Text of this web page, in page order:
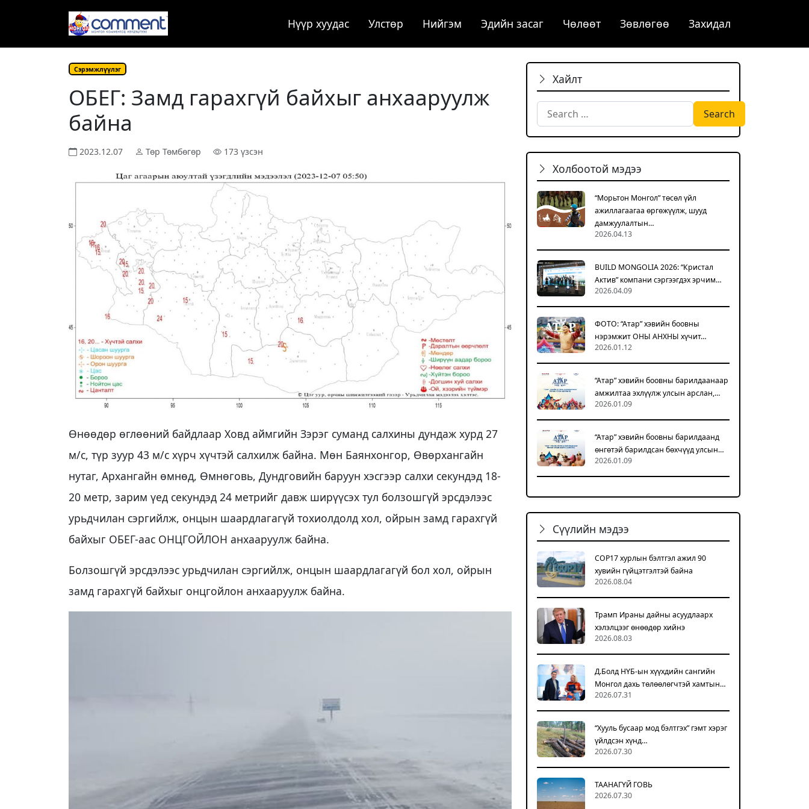
Нүүр хуудас Улстөр Нийгэм Эдийн засаг Чѳлѳѳт Зөвлөгөө Захидал
Сэрэмжлүүлэг
ОБЕГ: Замд гарахгүй байхыг анхааруулж
байна
2023.12.07 Төр Төмбөгөр 173 үзсэн
Өнөөдөр өглөөний байдлаар Ховд аймгийн Зэрэг суманд салхины дундаж хурд 27
м/с, түр зуур 43 м/с хүрч хүчтэй салхилж байна. Мөн Баянхонгор, Өвөрхангайн
нутаг, Архангайн өмнөд, Өмнөговь, Дундговийн баруун хэсгээр салхи секундэд 18-
20 метр, зарим үед секундэд 24 метрийг давж ширүүсэх тул болзошгүй эрсдэлээс
урьдчилан сэргийлж, онцын шаардлагагүй тохиолдолд хол, ойрын замд гарахгүй
байхыг ОБЕГ-аас ОНЦГОЙЛОН анхааруулж байна.
Болзошгүй эрсдэлээс урьдчилан сэргийлж, онцын шаардлагагүй бол хол, ойрын
замд гарахгүй байхыг онцгойлон анхааруулж байна.
Хайлт
Search for:
Холбоотой мэдээ
“Морьтон Монгол” төсөл үйл
ажиллагаагаа өргөжүүлж, шууд
дамжуулалтын…
2026.04.13
BUILD MONGOLIA 2026: “Кристал
Актив” компани сэргээгдэх эрчим…
2026.04.09
ФОТО: “Атар” хэвийн боовны
нэрэмжит ОНЫ АНХНЫ хүчит…
2026.01.12
“Атар” хэвийн боовны барилдаанаар
амжилтаа эхлүүлж улсын арслан,…
2026.01.09
“Атар” хэвийн боовны барилдаанд
өнгөтэй барилдсан бөхчүүд улсын…
2026.01.09
Сүүлийн мэдээ
COP17 хурлын бэлтгэл ажил 90
хувийн гүйцэтгэлтэй байна
2026.08.04
Трамп Ираны дайны асуудлаарх
хэлэлцээг өнөөдөр хийнэ
2026.08.03
Д.Болд НҮБ-ын хүүхдийн сангийн
Монгол дахь төлөөлөгчтэй хамтын…
2026.07.31
“Хууль бусаар мод бэлтгэх” гэмт хэрэг
үйлдсэн хүнд…
2026.07.30
ТААНАГҮЙ ГОВЬ
2026.07.30